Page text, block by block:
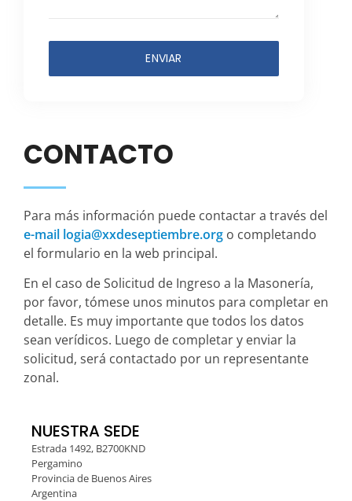
CONTACTO
Para más información puede contactar a través del
e-mail logia@xxdeseptiembre.org o completando
el formulario en la web principal.
En el caso de Solicitud de Ingreso a la Masonería,
por favor, tómese unos minutos para completar en
detalle. Es muy importante que todos los datos
sean verídicos. Luego de completar y enviar la
solicitud, será contactado por un representante
zonal.
NUESTRA SEDE
Estrada 1492, B2700KND
Pergamino
Provincia de Buenos Aires
Argentina